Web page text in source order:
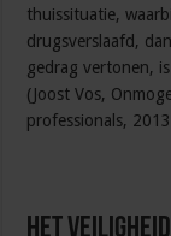
thuissituatie,
drugsverslaafd,
gedrag vertonen,
(Joost Vos,
professionals,
Het